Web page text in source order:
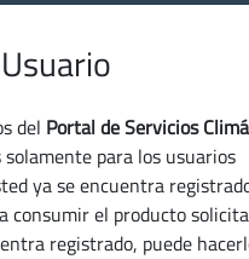
del Portal de Servicios
para los usuarios
ya se encuentra
consumir el producto
registrado, puede